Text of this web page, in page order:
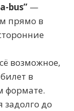
bus” —
прямо в
возможное,
в
формате.
задолго до